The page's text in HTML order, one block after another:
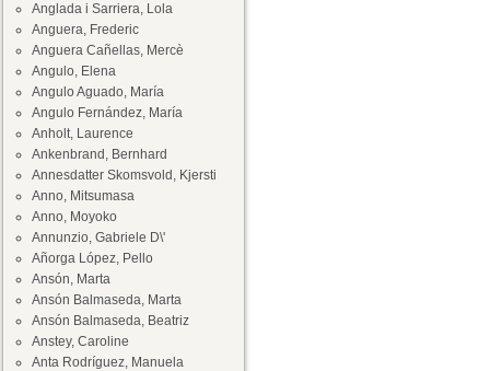
Anglada i Sarriera, Lola
Anguera, Frederic
Anguera Cañellas, Mercè
Angulo, Elena
Angulo Aguado, María
Angulo Fernández, María
Anholt, Laurence
Ankenbrand, Bernhard
Annesdatter Skomsvold, Kjersti
Anno, Mitsumasa
Anno, Moyoko
Annunzio, Gabriele D\'
Añorga López, Pello
Ansón, Marta
Ansón Balmaseda, Marta
Ansón Balmaseda, Beatriz
Anstey, Caroline
Anta Rodríguez, Manuela